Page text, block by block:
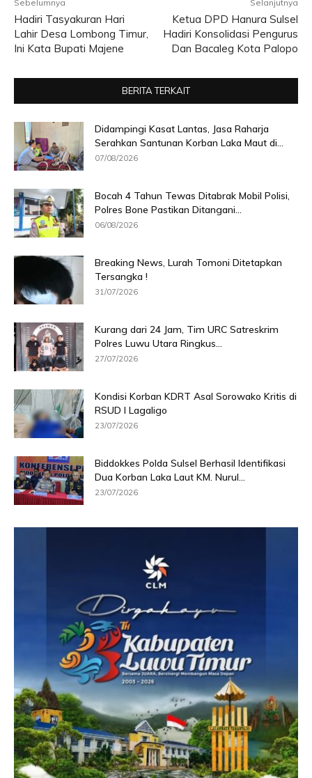
Sebelumnya
Hadiri Tasyakuran Hari
Lahir Desa Lombong Timur,
Ini Kata Bupati Majene
Selanjutnya
Ketua DPD Hanura Sulsel
Hadiri Konsolidasi Pengurus
Dan Bacaleg Kota Palopo
BERITA TERKAIT
Didampingi Kasat Lantas, Jasa Raharja
Serahkan Santunan Korban Laka Maut di...
07/08/2026
Bocah 4 Tahun Tewas Ditabrak Mobil Polisi,
Polres Bone Pastikan Ditangani...
06/08/2026
Breaking News, Lurah Tomoni Ditetapkan
Tersangka !
31/07/2026
Kurang dari 24 Jam, Tim URC Satreskrim
Polres Luwu Utara Ringkus...
27/07/2026
Kondisi Korban KDRT Asal Sorowako Kritis di
RSUD I Lagaligo
23/07/2026
Biddokkes Polda Sulsel Berhasil Identifikasi
Dua Korban Laka Laut KM. Nurul...
23/07/2026